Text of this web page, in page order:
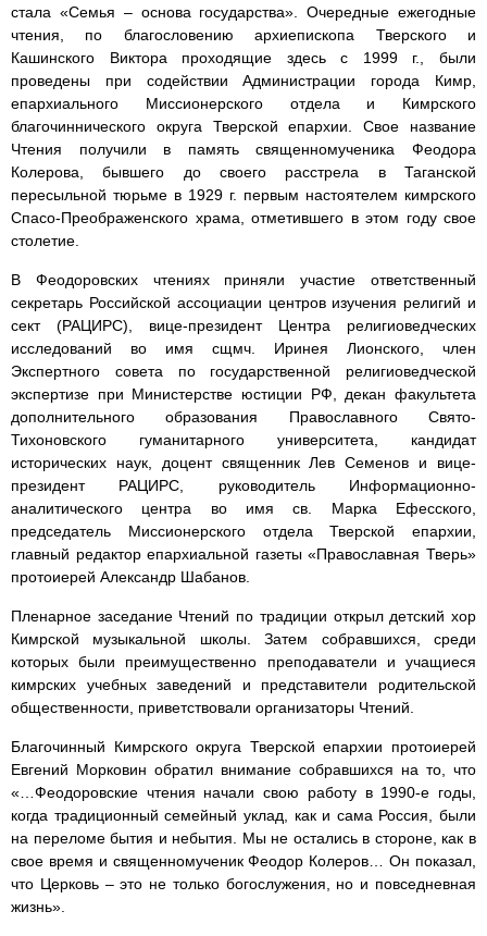
стала «Семья – основа государства». Очередные ежегодные
чтения, по благословению архиепископа Тверского и
Кашинского Виктора проходящие здесь с 1999 г., были
проведены при содействии Администрации города Кимр,
епархиального Миссионерского отдела и Кимрского
благочиннического округа Тверской епархии. Свое название
Чтения получили в память священномученика Феодора
Колерова, бывшего до своего расстрела в Таганской
пересыльной тюрьме в 1929 г. первым настоятелем кимрского
Спасо-Преображенского храма, отметившего в этом году свое
столетие.
В Феодоровских чтениях приняли участие ответственный
секретарь Российской ассоциации центров изучения религий и
сект (РАЦИРС), вице-президент Центра религиоведческих
исследований во имя сщмч. Иринея Лионского, член
Экспертного совета по государственной религиоведческой
экспертизе при Министерстве юстиции РФ, декан факультета
дополнительного образования Православного Свято-
Тихоновского гуманитарного университета, кандидат
исторических наук, доцент священник Лев Семенов и вице-
президент РАЦИРС, руководитель Информационно-
аналитического центра во имя св. Марка Ефесского,
председатель Миссионерского отдела Тверской епархии,
главный редактор епархиальной газеты «Православная Тверь»
протоиерей Александр Шабанов.
Пленарное заседание Чтений по традиции открыл детский хор
Кимрской музыкальной школы. Затем собравшихся, среди
которых были преимущественно преподаватели и учащиеся
кимрских учебных заведений и представители родительской
общественности, приветствовали организаторы Чтений.
Благочинный Кимрского округа Тверской епархии протоиерей
Евгений Морковин обратил внимание собравшихся на то, что
«…Феодоровские чтения начали свою работу в 1990-е годы,
когда традиционный семейный уклад, как и сама Россия, были
на переломе бытия и небытия. Мы не остались в стороне, как в
свое время и священномученик Феодор Колеров… Он показал,
что Церковь – это не только богослужения, но и повседневная
жизнь».